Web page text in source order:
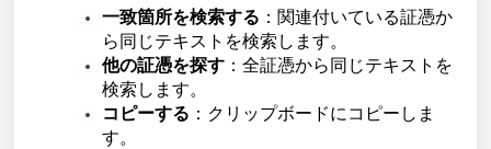
一致箇所を検索する ：関連付いている証憑か
ら同じテキストを検索します。
他の証憑を探す ：全証憑から同じテキストを
検索します。
コピーする ： クリップボードにコピーしま
す。